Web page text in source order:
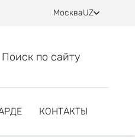
МоскваUZ
Поиск по сайту
КОНТАКТЫ